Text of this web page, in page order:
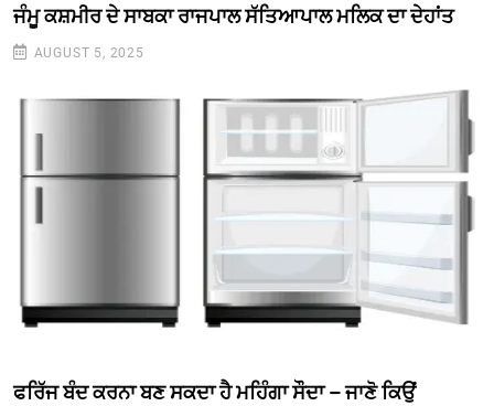
ਜੰਮੂ ਕਸ਼ਮੀਰ ਦੇ ਸਾਬਕਾ ਰਾਜਪਾਲ ਸੱਤਿਆਪਾਲ ਮਲਿਕ ਦਾ ਦੇਹਾਂਤ
AUGUST 5, 2025
ਫਰਿੱਜ ਬੰਦ ਕਰਨਾ ਬਣ ਸਕਦਾ ਹੈ ਮਹਿੰਗਾ ਸੌਦਾ – ਜਾਣੋ ਕਿਉਂ